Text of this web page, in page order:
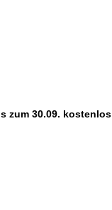
zum 30.09. kostenlos